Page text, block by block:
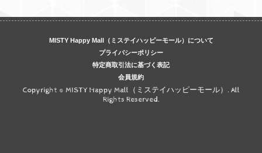
MISTY Happy Mall（ミステイハッピーモール）について
プライバシーポリシー
特定商取引法に基づく表記
会員規約
Copyright © MISTY Happy Mall（ミステイハッピーモール）. All
Rights Reserved.